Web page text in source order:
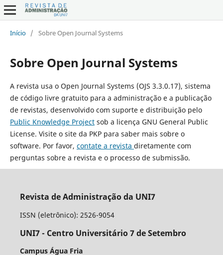
Início / Sobre Open Journal Systems
Sobre Open Journal Systems
A revista usa o Open Journal Systems (OJS 3.3.0.17), sistema
de código livre gratuito para a administração e a publicação
de revistas, desenvolvido com suporte e distribuição pelo
Public Knowledge Projectsob a licença GNU General Public
License. Visite o site da PKP para saber mais sobre o
software. Por favor, contate a revista diretamente com
perguntas sobre a revista e o processo de submissão.
Revista de Administração da UNI7
ISSN (eletrônico): 2526-9054
UNI7 - Centro Universitário 7 de Setembro
Campus Água Fria